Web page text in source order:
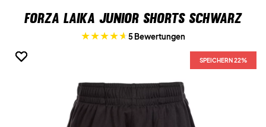
Forza Laika Junior Shorts Schwarz
5 Bewertungen
SPEICHERN 22%
SPEICHERN 22%
SPEICHERN 22%